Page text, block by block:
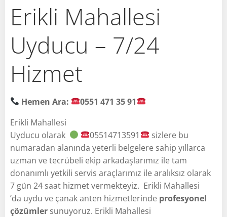
Erikli Mahallesi
Uyducu – 7/24
Hizmet
Hemen Ara:
0551 471 35 91
Erikli Mahallesi
Uyducu olarak
05514713591
sizlere bu
numaradan alanında yeterli belgelere sahip yıllarca
uzman ve tecrübeli ekip arkadaşlarımız ile tam
donanımlı yetkili servis araçlarımız ile aralıksız olarak
7 gün 24 saat hizmet vermekteyiz. Erikli Mahallesi
’da uydu ve çanak anten hizmetlerinde profesyonel
çözümler sunuyoruz. Erikli Mahallesi